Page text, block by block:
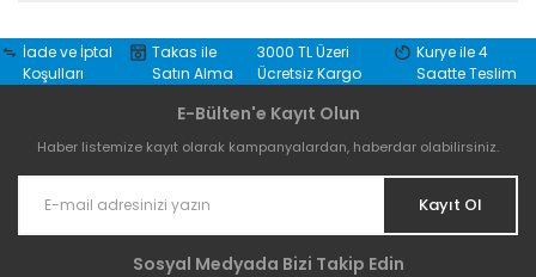
İade ve İptal
Koşulları
Takas ile
Satın Alma
3000 TL Üzeri
Ücretsiz Kargo
Kurye ile 4
Saatte Teslim
E-Bülten'e Kayıt Olun
Haber listemize kayıt olarak kampanyalardan, haberdar olabilirsiniz.
Kayıt Ol
Sosyal Medyada Bizi Takip Edin